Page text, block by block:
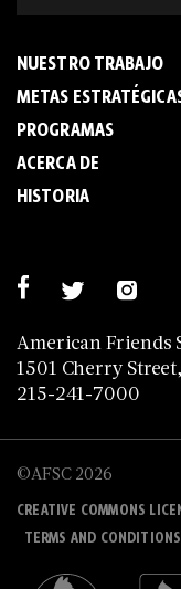
American Friends
1501 Cherry
215-241-7000
NUESTRO TRABAJO
METAS
PROGRAMAS
ACERCA DE
HISTORIA
©AFSC 2026
CREATIVE COMMONS
TERMS AND CONDITIONS